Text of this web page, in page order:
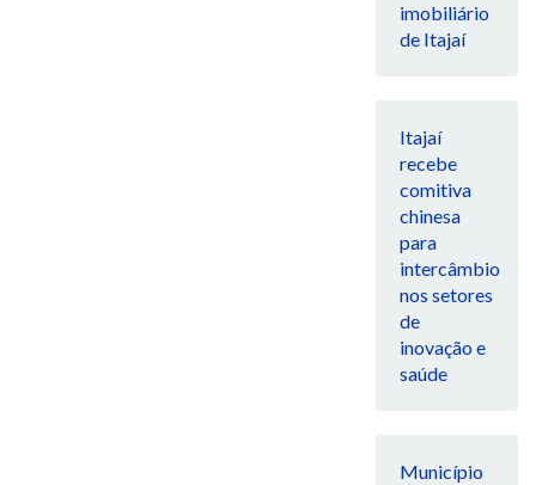
imobiliário
de Itajaí
Itajaí
recebe
comitiva
chinesa
para
intercâmbio
nos setores
de
inovação e
saúde
Município